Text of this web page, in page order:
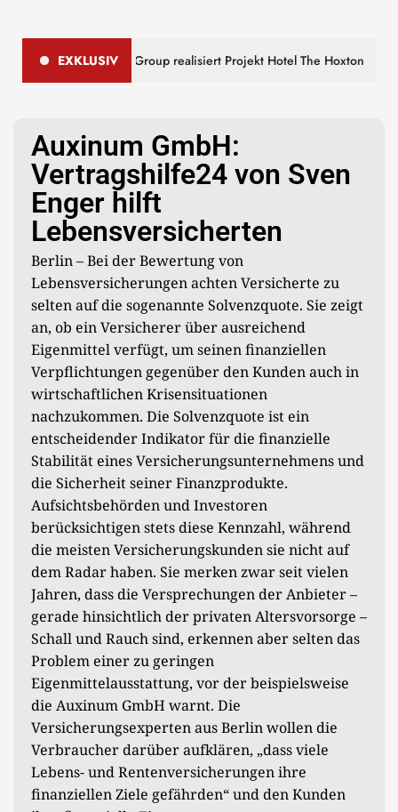
EXKLUSIV
Finance Group realisiert Projekt Hotel The Hoxton
Auxinum GmbH:
Vertragshilfe24 von Sven
Enger hilft
Lebensversicherten
Berlin – Bei der Bewertung von
Lebensversicherungen achten Versicherte zu
selten auf die sogenannte Solvenzquote. Sie zeigt
an, ob ein Versicherer über ausreichend
Eigenmittel verfügt, um seinen finanziellen
Verpflichtungen gegenüber den Kunden auch in
wirtschaftlichen Krisensituationen
nachzukommen. Die Solvenzquote ist ein
entscheidender Indikator für die finanzielle
Stabilität eines Versicherungsunternehmens und
die Sicherheit seiner Finanzprodukte.
Aufsichtsbehörden und Investoren
berücksichtigen stets diese Kennzahl, während
die meisten Versicherungskunden sie nicht auf
dem Radar haben. Sie merken zwar seit vielen
Jahren, dass die Versprechungen der Anbieter –
gerade hinsichtlich der privaten Altersvorsorge –
Schall und Rauch sind, erkennen aber selten das
Problem einer zu geringen
Eigenmittelausstattung, vor der beispielsweise
die Auxinum GmbH warnt. Die
Versicherungsexperten aus Berlin wollen die
Verbraucher darüber aufklären, „dass viele
Lebens- und Rentenversicherungen ihre
finanziellen Ziele gefährden“ und den Kunden